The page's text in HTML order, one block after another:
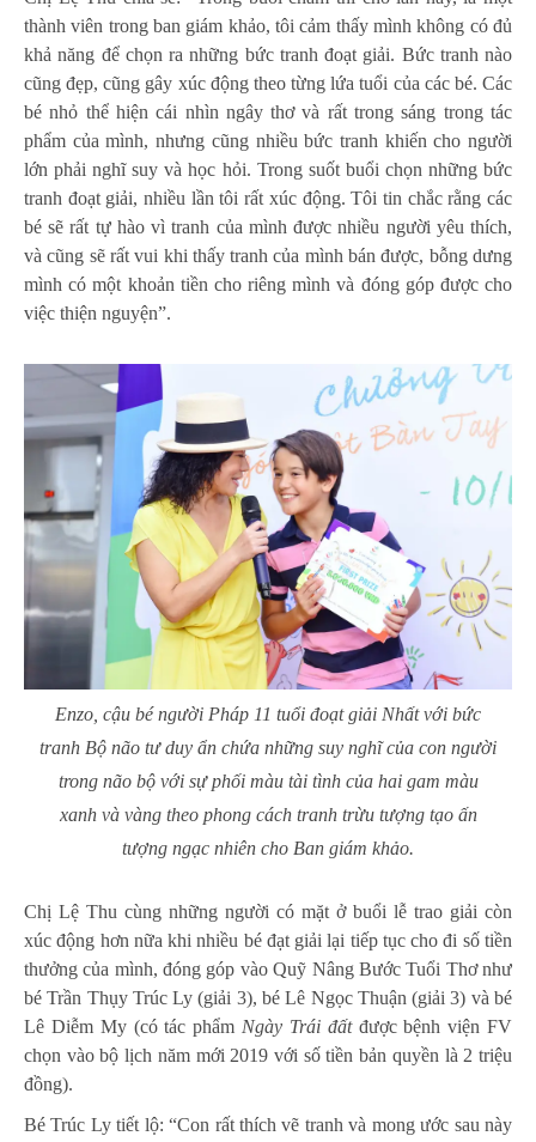
thành viên trong ban giám khảo, tôi cảm thấy mình không có đủ
khả năng để chọn ra những bức tranh đoạt giải. Bức tranh nào
cũng đẹp, cũng gây xúc động theo từng lứa tuổi của các bé. Các
bé nhỏ thể hiện cái nhìn ngây thơ và rất trong sáng trong tác
phẩm của mình, nhưng cũng nhiều bức tranh khiến cho người
lớn phải nghĩ suy và học hỏi. Trong suốt buổi chọn những bức
tranh đoạt giải, nhiều lần tôi rất xúc động. Tôi tin chắc rằng các
bé sẽ rất tự hào vì tranh của mình được nhiều người yêu thích,
và cũng sẽ rất vui khi thấy tranh của mình bán được, bỗng dưng
mình có một khoản tiền cho riêng mình và đóng góp được cho
việc thiện nguyện”.
Enzo, cậu bé người Pháp 11 tuổi đoạt giải Nhất với bức
tranh Bộ não tư duy ẩn chứa những suy nghĩ của con người
trong não bộ với sự phối màu tài tình của hai gam màu
xanh và vàng theo phong cách tranh trừu tượng tạo ấn
tượng ngạc nhiên cho Ban giám khảo.
Chị Lệ Thu cùng những người có mặt ở buổi lễ trao giải còn
xúc động hơn nữa khi nhiều bé đạt giải lại tiếp tục cho đi số tiền
thưởng của mình, đóng góp vào Quỹ Nâng Bước Tuổi Thơ như
bé Trần Thụy Trúc Ly (giải 3), bé Lê Ngọc Thuận (giải 3) và bé
Lê Diễm My (có tác phẩm Ngày Trái đấtđược bệnh viện FV
chọn vào bộ lịch năm mới 2019 với số tiền bản quyền là 2 triệu
đồng).
Bé Trúc Ly tiết lộ: “Con rất thích vẽ tranh và mong ước sau này